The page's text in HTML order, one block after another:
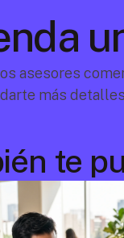
asesores
darte más
te